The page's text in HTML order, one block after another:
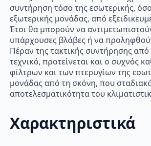
συντήρηση τόσο της εσωτερικής,
εξωτερικής μονάδας, από
Έτσι θα μπορούν να
υπάρχουσες βλάβες ή να
Πέραν της τακτικής συντήρησης από
τεχνικό, προτείνεται και ο συχνός
φίλτρων και των πτερυγίων της
μονάδας από τη σκόνη, που
αποτελεσματικότητα του
Χαρακτηριστικά